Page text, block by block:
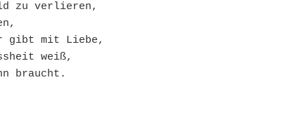
zu verlieren,
gibt mit Liebe,
weiß,
braucht.